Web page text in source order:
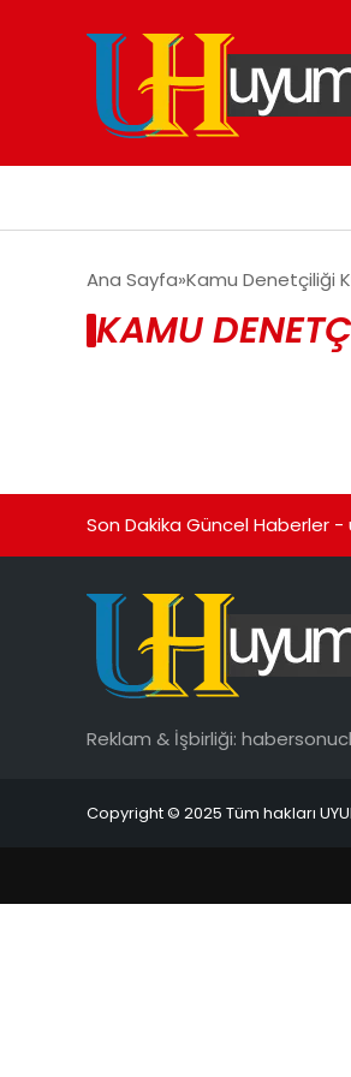
Ana Sayfa Kamu Denetçiliği
KAMU
Son Dakika Güncel Haberler
Reklam & İşbirliği:
Copyright © 2025 Tüm hakları